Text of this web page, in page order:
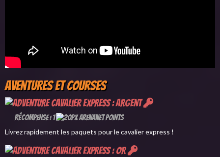
Aventures et Courses
Cavalier express : argent
Récompense : 1
Livrez rapidement les paquets pour le cavalier express !
Cavalier express : or